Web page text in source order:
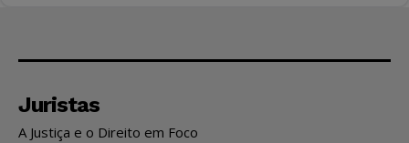
Juristas
A Justiça e o Direito em Foco